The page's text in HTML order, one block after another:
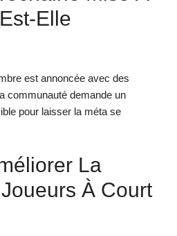
Elle
est annoncée avec des
communauté demande un
pour laisser la méta se
La
À Court